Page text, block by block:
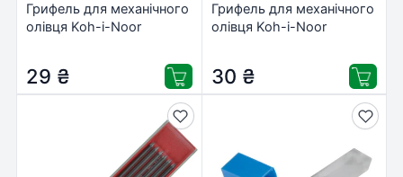
Грифель для механічного
олівця Koh-i-Noor
29 ₴
Грифель для механічного
олівця Koh-i-Noor
30 ₴